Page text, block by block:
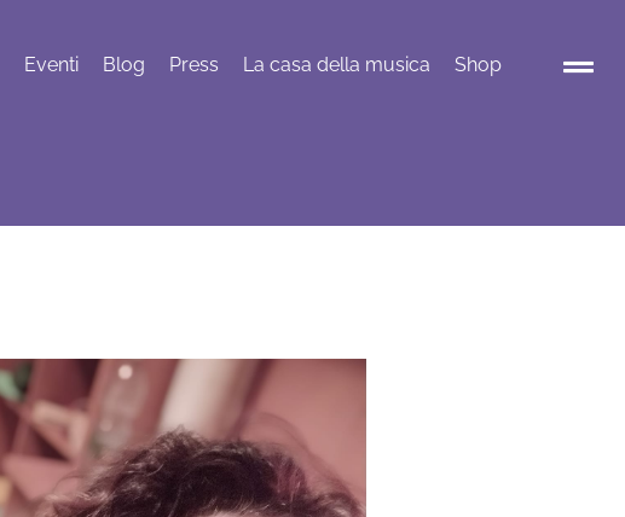
Eventi Blog Press La casa della musica Shop